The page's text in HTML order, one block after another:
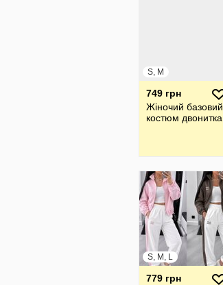
S, M
749 грн
Жіночий базовий
костюм двонитка
S, M, L
779 грн